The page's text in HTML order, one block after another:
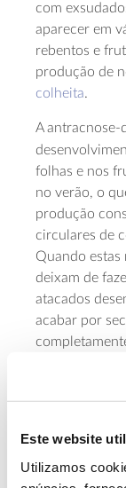
Este website
Utilizamos
com
aparecer em
rebentos e
produção de
colheita.
A antracnose-
folhas e nos
no verão, o
produção
circulares de
Quando estas
deixam de
atacados
acabar por
Além da
que atacam as
radiculares).